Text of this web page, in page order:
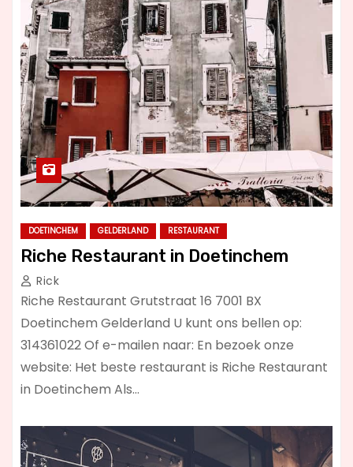
DOETINCHEM GELDERLAND RESTAURANT
Riche Restaurant in Doetinchem
Rick
Riche Restaurant Grutstraat 16 7001 BX
Doetinchem Gelderland U kunt ons bellen op:
314361022 Of e-mailen naar: En bezoek onze
website: Het beste restaurant is Riche Restaurant
in Doetinchem Als…